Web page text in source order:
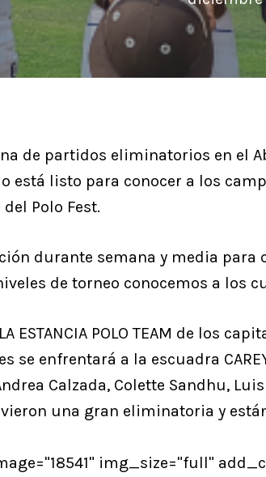
de partidos eliminatorios en el
está listo para conocer a los
Polo Fest.
durante semana y media
de torneo conocemos a los
ESTANCIA POLO TEAM de los
se enfrentará a la escuadra
Calzada, Colette Sandhu,
una gran eliminatoria y
img_size="full"